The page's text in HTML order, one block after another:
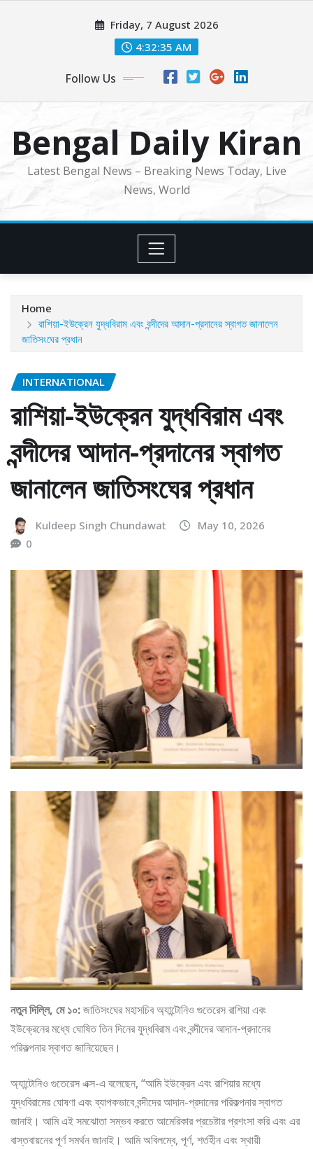
Friday, 7 August 2026
4:32:37 AM
Follow Us
Bengal Daily Kiran
Latest Bengal News – Breaking News Today, Live
News, World
Home
রাশিয়া-ইউক্রেন যুদ্ধবিরাম এবং বন্দীদের আদান-প্রদানের স্বাগত জানালেন
জাতিসংঘের প্রধান
INTERNATIONAL
রাশিয়া-ইউক্রেন যুদ্ধবিরাম এবং
বন্দীদের আদান-প্রদানের স্বাগত
জানালেন জাতিসংঘের প্রধান
Kuldeep Singh Chundawat
May 10, 2026
0
নতুন দিল্লি, মে ১০:জাতিসংঘের মহাসচিব অ্যান্টোনিও গুতেরেস রাশিয়া এবং
ইউক্রেনের মধ্যে ঘোষিত তিন দিনের যুদ্ধবিরাম এবং বন্দীদের আদান-প্রদানের
পরিকল্পনার স্বাগত জানিয়েছেন।
অ্যান্টোনিও গুতেরেস এক্স-এ বলেছেন, “আমি ইউক্রেন এবং রাশিয়ার মধ্যে
যুদ্ধবিরামের ঘোষণা এবং ব্যাপকভাবে বন্দীদের আদান-প্রদানের পরিকল্পনার স্বাগত
জানাই। আমি এই সমঝোতা সম্ভব করতে আমেরিকার প্রচেষ্টার প্রশংসা করি এবং এর
বাস্তবায়নের পূর্ণ সমর্থন জানাই। আমি অবিলম্বে, পূর্ণ, শর্তহীন এবং স্থায়ী